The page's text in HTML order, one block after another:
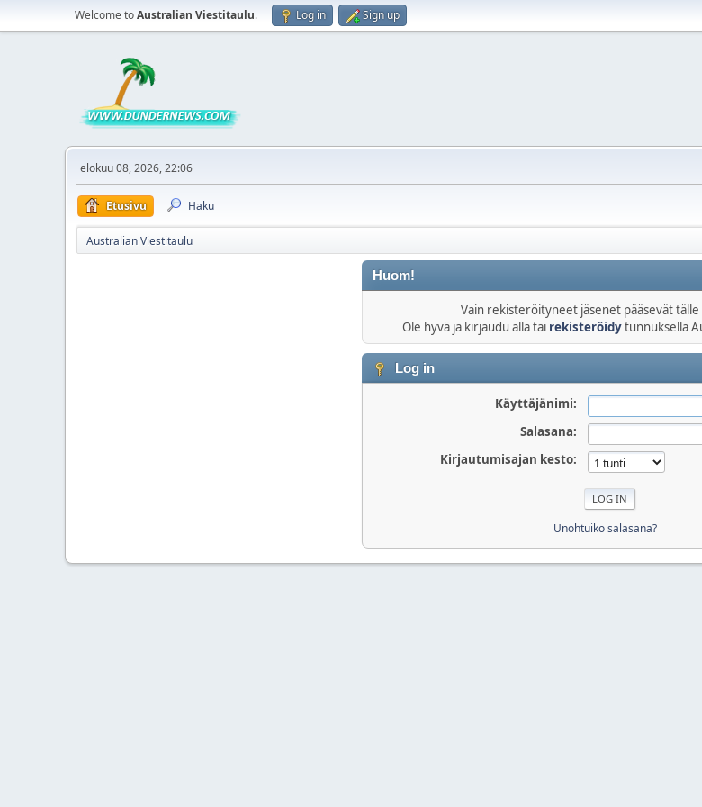
Welcome toAustralian Viestitaulu. Log in Sign up
elokuu 08, 2026, 22:06
Etusivu Haku
Australian Viestitaulu
Huom!
Vain rekisteröityneet jäsenet pääsevät tälle
Ole hyvä ja kirjaudu alla tai rekisteröidytunnuksella
Log in
Käyttäjänimi:
Salasana:
Kirjautumisajan kesto:
Unohtuiko salasana?